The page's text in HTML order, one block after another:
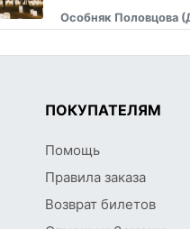
Особняк Половцова
ПОКУПАТЕЛЯМ
Помощь
Правила заказа
Возврат билетов